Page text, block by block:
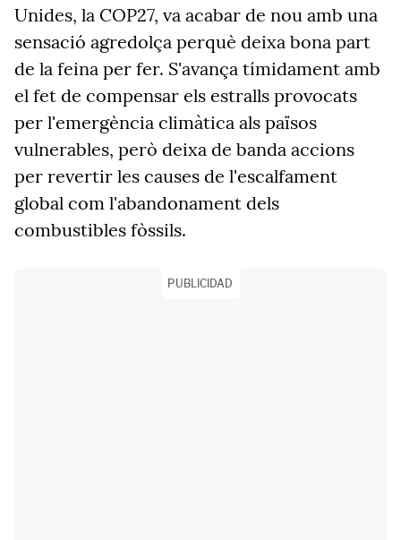
Unides, la COP27, va acabar de nou amb una
sensació agredolça perquè deixa bona part
de la feina per fer. S'avança tímidament amb
el fet de compensar els estralls provocats
per l'emergència climàtica als països
vulnerables, però deixa de banda accions
per revertir les causes de l'escalfament
global com l'abandonament dels
combustibles fòssils.
PUBLICIDAD